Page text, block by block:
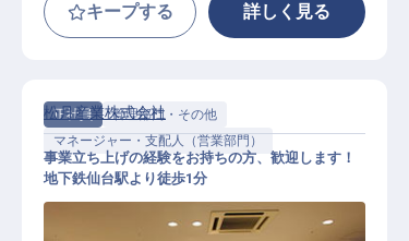
キープする 詳しく見る
正社員
管理部門・その他
マネージャー・支配人（営業部門）
松月産業株式会社
事業立ち上げの経験をお持ちの方、歓迎します！
地下鉄仙台駅より徒歩1分